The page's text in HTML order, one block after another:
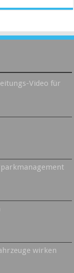
Video für
wirken